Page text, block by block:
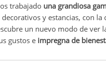
trabajado una grandiosa
y estancias, con
un nuevo modo de ver
gustos e impregna de